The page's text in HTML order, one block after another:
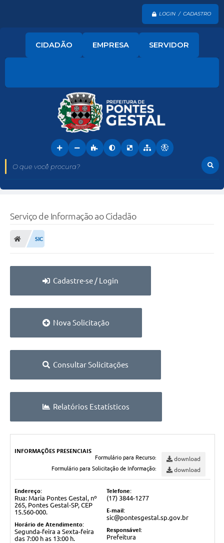
LOGIN / CADASTRO
O que você procura?
CIDADÃO EMPRESA SERVIDOR
Serviço de Informação ao Cidadão
SIC
Cadastre-se / Login
Nova Solicitação
Consultar Solicitações
Relatórios Estatísticos
INFORMAÇÕES PRESENCIAIS
Formulário para Recurso: download
Formulário para Solicitação de Informação: download
Endereço:
Rua: Maria Pontes Gestal, nº
265, Pontes Gestal-SP, CEP
15.560-000.
Horário de Atendimento:
Segunda-feira a Sexta-feira
das 7:00 h as 13:00 h.
Telefone:
(17) 3844-1277
E-mail:
sic@pontesgestal.sp.gov.br
Responsável:
Prefeitura